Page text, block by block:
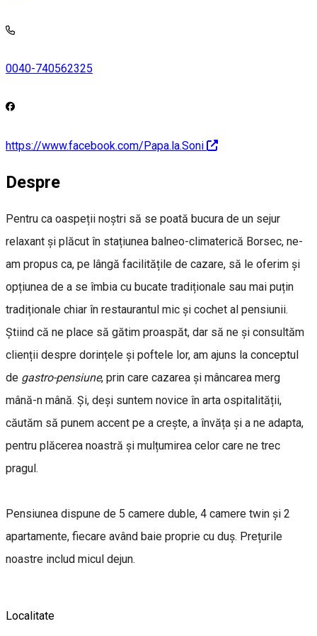
0040-740562325
https://www.facebook.com/Papa.la.Soni
Despre
Pentru ca oaspeții noștri să se poată bucura de un sejur
relaxant și plăcut în stațiunea balneo-climaterică Borsec, ne-
am propus ca, pe lângă facilitățile de cazare, să le oferim și
opțiunea de a se îmbia cu bucate tradiționale sau mai puțin
tradiționale chiar în restaurantul mic și cochet al pensiunii.
Știind că ne place să gătim proaspăt, dar să ne și consultăm
clienții despre dorințele și poftele lor, am ajuns la conceptul
de gastro-pensiune, prin care cazarea și mâncarea merg
mână-n mână. Și, deși suntem novice în arta ospitalității,
căutăm să punem accent pe a crește, a învăța și a ne adapta,
pentru plăcerea noastră și mulțumirea celor care ne trec
pragul.
Pensiunea dispune de 5 camere duble, 4 camere twin și 2
apartamente, fiecare având baie proprie cu duș. Prețurile
noastre includ micul dejun.
Localitate